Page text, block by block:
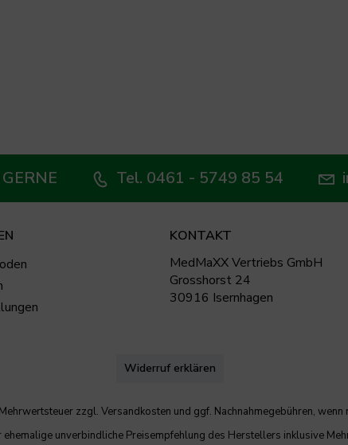
Tel. 0461 - 5749 85 54
KONTAKT
MedMaXX Vertriebs GmbH
Grosshorst 24
30916 Isernhagen
Widerruf erklären
zzgl. Versandkosten und ggf. Nachnahmegebühren,
ehemalige unverbindliche Preisempfehlung des Herstellers inklusive